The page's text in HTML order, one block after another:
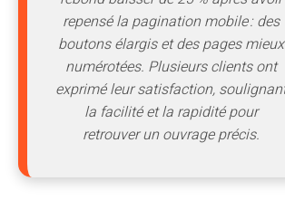
repensé la pagination mobile : des
boutons élargis et des pages mieux
numérotées. Plusieurs clients ont
exprimé leur satisfaction,
la facilité et la rapidité pour
retrouver un ouvrage précis.